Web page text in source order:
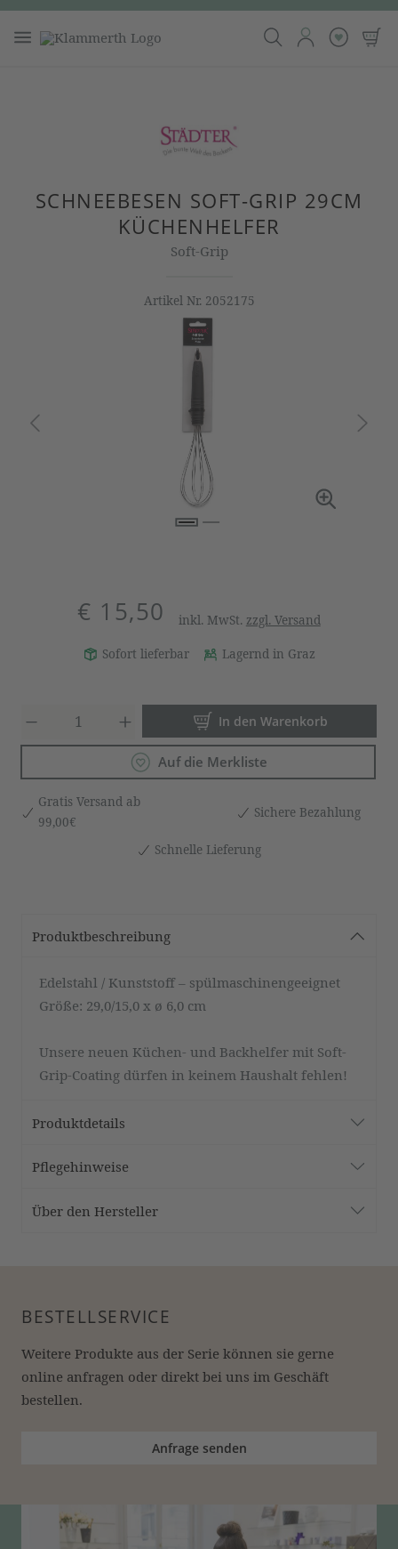
SCHNEEBESEN SOFT-GRIP 29CM
KÜCHENHELFER
Soft-Grip
Artikel Nr. 2052175
Bildergalerie überspringen
€ 15,50 inkl. MwSt. zzgl. Versand
Sofort lieferbar Lagernd in Graz
Produkt Anzahl: Gib den
In den Warenkorb
Auf die Merkliste
Gratis Versand ab
99,00€
Sichere Bezahlung
Schnelle Lieferung
Produktbeschreibung
Edelstahl / Kunststoff – spülmaschinengeeignet
Größe: 29,0/15,0 x ø 6,0 cm
Unsere neuen Küchen- und Backhelfer mit Soft-
Grip-Coating dürfen in keinem Haushalt fehlen!
Produktdetails
Pflegehinweise
Über den Hersteller
BESTELLSERVICE
Weitere Produkte aus der Serie können sie gerne
online anfragen oder direkt bei uns im Geschäft
bestellen.
Anfrage senden